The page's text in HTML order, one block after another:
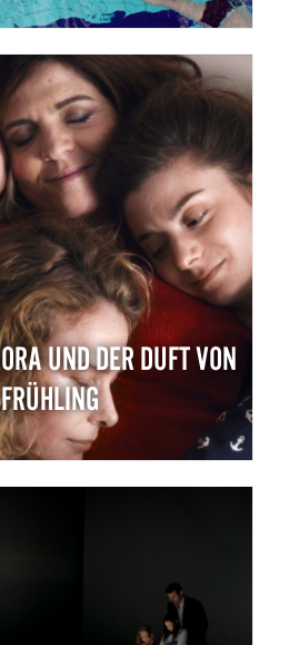
UND DER DUFT VON
FRÜHLING